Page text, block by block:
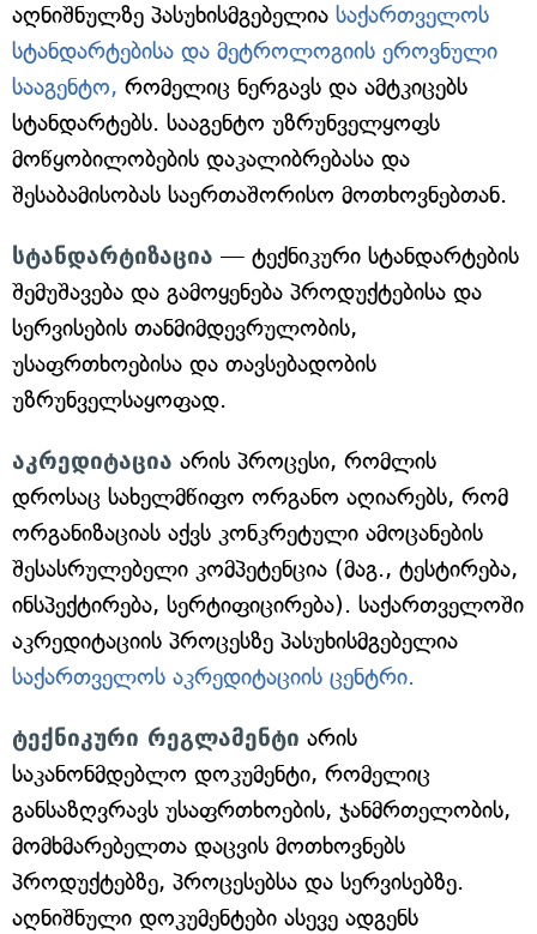
აღნიშნულზე პასუხისმგებელია საქართველოს
სტანდარტებისა და მეტროლოგიის ეროვნული
სააგენტო, რომელიც ნერგავს და ამტკიცებს
სტანდარტებს. სააგენტო უზრუნველყოფს
მოწყობილობების დაკალიბრებასა და
შესაბამისობას საერთაშორისო მოთხოვნებთან.
სტანდარტიზაცია — ტექნიკური სტანდარტების
შემუშავება და გამოყენება პროდუქტებისა და
სერვისების თანმიმდევრულობის,
უსაფრთხოებისა და თავსებადობის
უზრუნველსაყოფად.
აკრედიტაცია არის პროცესი, რომლის
დროსაც სახელმწიფო ორგანო აღიარებს, რომ
ორგანიზაციას აქვს კონკრეტული ამოცანების
შესასრულებელი კომპეტენცია (მაგ., ტესტირება,
ინსპექტირება, სერტიფიცირება). საქართველოში
აკრედიტაციის პროცესზე პასუხისმგებელია
საქართველოს აკრედიტაციის ცენტრი.
ტექნიკური რეგლამენტი არის
საკანონმდებლო დოკუმენტი, რომელიც
განსაზღვრავს უსაფრთხოების, ჯანმრთელობის,
მომხმარებელთა დაცვის მოთხოვნებს
პროდუქტებზე, პროცესებსა და სერვისებზე.
აღნიშნული დოკუმენტები ასევე ადგენს